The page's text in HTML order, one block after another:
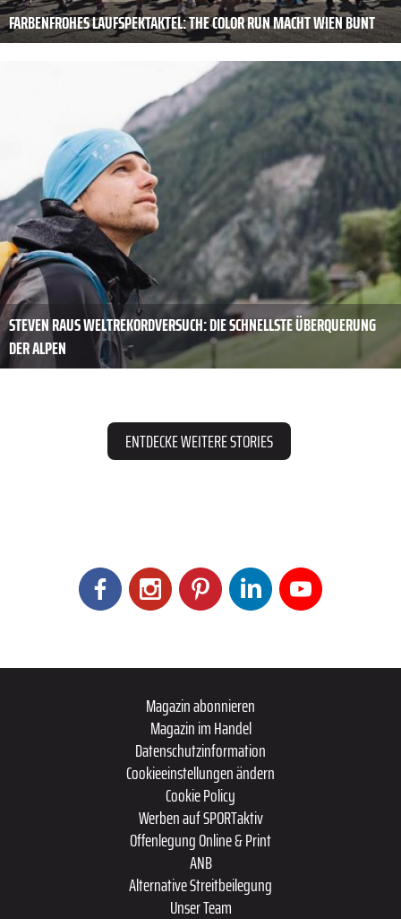
FARBENFROHES LAUFSPEKTAKTEL: THE COLOR RUN MACHT WIEN BUNT
STEVEN RAUS WELTREKORDVERSUCH: DIE SCHNELLSTE ÜBERQUERUNG
DER ALPEN
ENTDECKE WEITERE STORIES
Magazin abonnieren
Magazin im Handel
Datenschutzinformation
Cookieeinstellungen ändern
Cookie Policy
Werben auf SPORTaktiv
Offenlegung Online & Print
ANB
Alternative Streitbeilegung
Unser Team